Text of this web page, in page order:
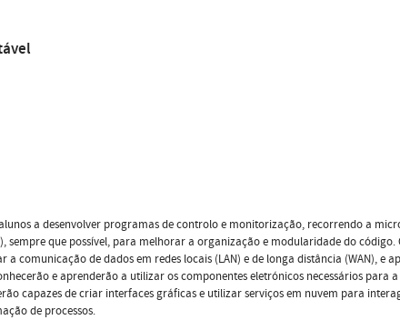
a desenvolver programas de controlo e monitorização, recorrendo a
sempre que possível, para melhorar a organização e modularidade do código.
comunicação de dados em redes locais (LAN) e de longa distância (WAN), e
e aprenderão a utilizar os componentes eletrónicos necessários para
capazes de criar interfaces gráficas e utilizar serviços em nuvem para
de processos.